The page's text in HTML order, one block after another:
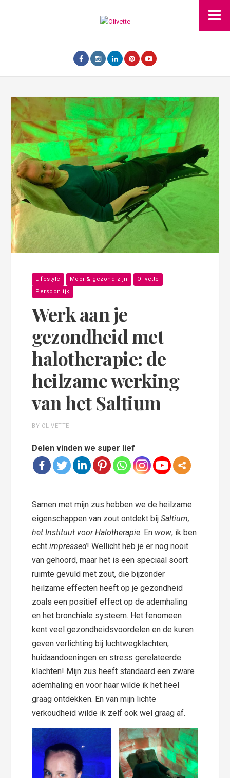
Lifestyle Mooi & gezond zijn
Olivette
Persoonlijk
Werk aan je
gezondheid met
halotherapie: de
heilzame werking
van het Saltium
BY OLIVETTE
Delen vinden we super lief
Samen met mijn zus hebben we de heilzame
eigenschappen van zout ontdekt bijSaltium,
het Instituut voor Halotherapie. En wow, ik ben
echtimpressed! Wellicht heb je er nog nooit
van gehoord, maar het is een speciaal soort
ruimte gevuld met zout, die bijzonder
heilzame effecten heeft op je gezondheid
zoals een positief effect op de ademhaling
en het bronchiale systeem. Het fenomeen
kent veel gezondheidsvoordelen en de kuren
geven verlichting bij luchtwegklachten,
huidaandoeningen en stress gerelateerde
klachten! Mijn zus heeft standaard een zware
ademhaling en voor haar wilde ik het heel
graag ontdekken. En van mijn lichte
verkoudheid wilde ik zelf ook wel graag af.